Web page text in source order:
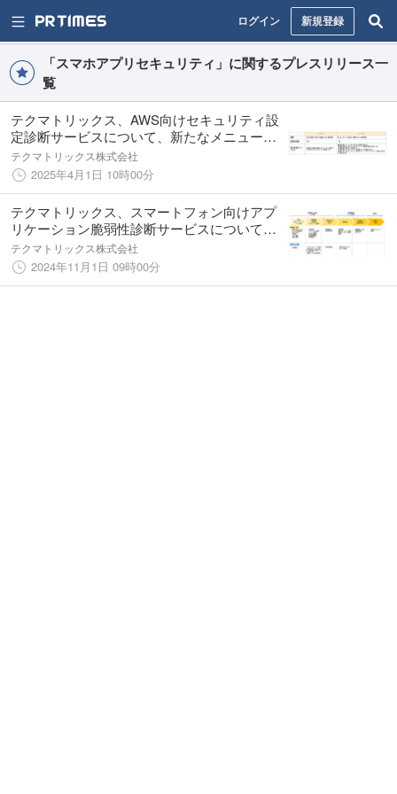
ログイン 新規登録
「スマホアプリセキュリティ」に関するプレスリリース一
覧
テクマトリックス、AWS向けセキュリティ設
定診断サービスについて、新たなメニューの
提供を開始
テクマトリックス株式会社
2025年4月1日 10時00分
テクマトリックス、スマートフォン向けアプ
リケーション脆弱性診断サービスについて、
新たなメニューの提供を開始
テクマトリックス株式会社
2024年11月1日 09時00分